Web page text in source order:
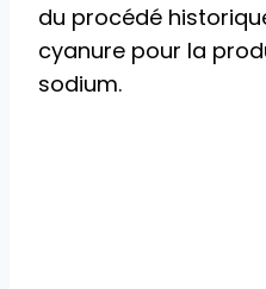
du procédé
cyanure pour la
sodium.